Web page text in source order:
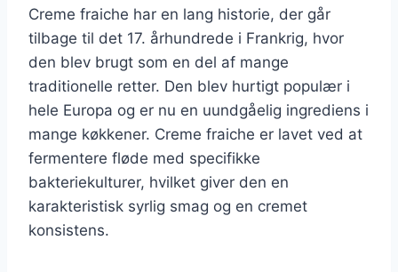
Creme fraiche har en lang historie, der går
tilbage til det 17. århundrede i Frankrig, hvor
den blev brugt som en del af mange
traditionelle retter. Den blev hurtigt populær i
hele Europa og er nu en uundgåelig ingrediens i
mange køkkener. Creme fraiche er lavet ved at
fermentere fløde med specifikke
bakteriekulturer, hvilket giver den en
karakteristisk syrlig smag og en cremet
konsistens.